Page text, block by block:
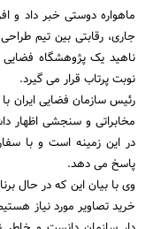
ماهواره دوستی خبر داد و
جاری، رقابتی بین تیم
ناهید یک پژوهشگاه
نوبت پرتاب قرار می گیرد.
رئیس سازمان فضایی ایران
مخابراتی و سنجشی اظهار
در این زمینه است و با
پاسخ می دهد.
وی با بیان این که در حال
خرید تصاویر مورد نیاز